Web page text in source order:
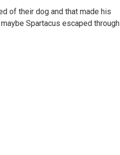
of their dog and that made his
Spartacus escaped through